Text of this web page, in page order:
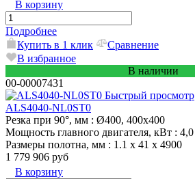
В корзину
Подробнее
Купить в 1 клик
Сравнение
В избранное
В наличии
00-00007431
Быстрый просмотр
ALS4040-NL0ST0
Резка при 90°, мм : Ø400, 400х400
Мощность главного двигателя, кВт : 4,0
Размеры полотна, мм : 1.1 х 41 х 4900
1 779 906 руб
В корзину